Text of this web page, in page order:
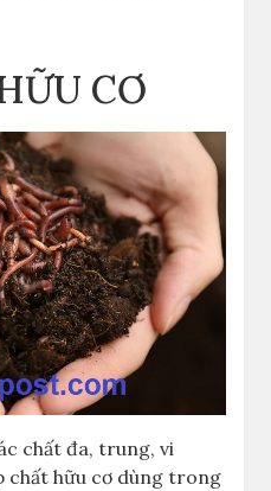
CƠ
chất đa, trung, vi
chất hữu cơ dùng trong